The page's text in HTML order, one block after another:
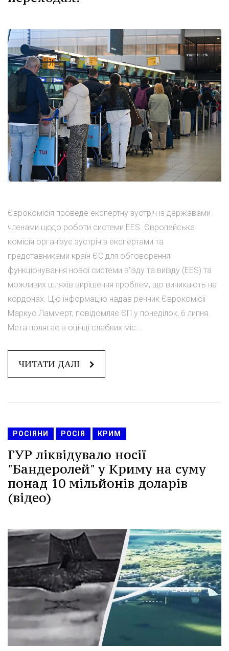
Єврокомісія проведе експертну зустріч із державами-
членами щодо роботи системи EES. Європейська
комісія організує зустріч з експертами та
представниками країн ЄС для обговорення
функціонування нової системи в'їзду та виїзду (EES) та
можливих шляхів вирішення проблем, що виникають на
кордонах. Цю інформацію надав речник Єврокомісії
Маркус Ламмерт, повідомляє ЄП у понеділок, 6 липня.
Мета полягає в оцінці слабких міс...
ЧИТАТИ ДАЛІ
РОСІЯНИ РОСІЯ КРИМ
ГУР ліквідувало носії
"Бандеролей" у Криму на суму
понад 10 мільйонів доларів
(відео)